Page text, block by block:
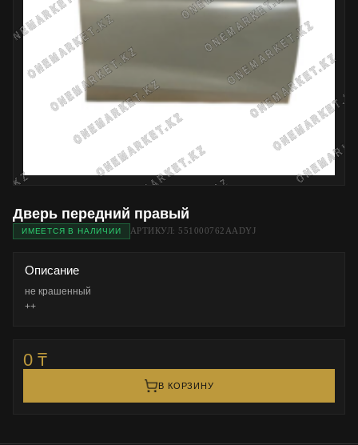
Дверь передний правый
ИМЕЕТСЯ В НАЛИЧИИ АРТИКУЛ: 551000762AADYJ
Описание
не крашенный
++
0 ₸
В КОРЗИНУ